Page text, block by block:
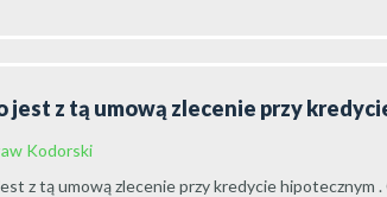
jest z tą umową zlecenie przy
Kodorski
z tą umową zlecenie przy kredycie hipotecznym